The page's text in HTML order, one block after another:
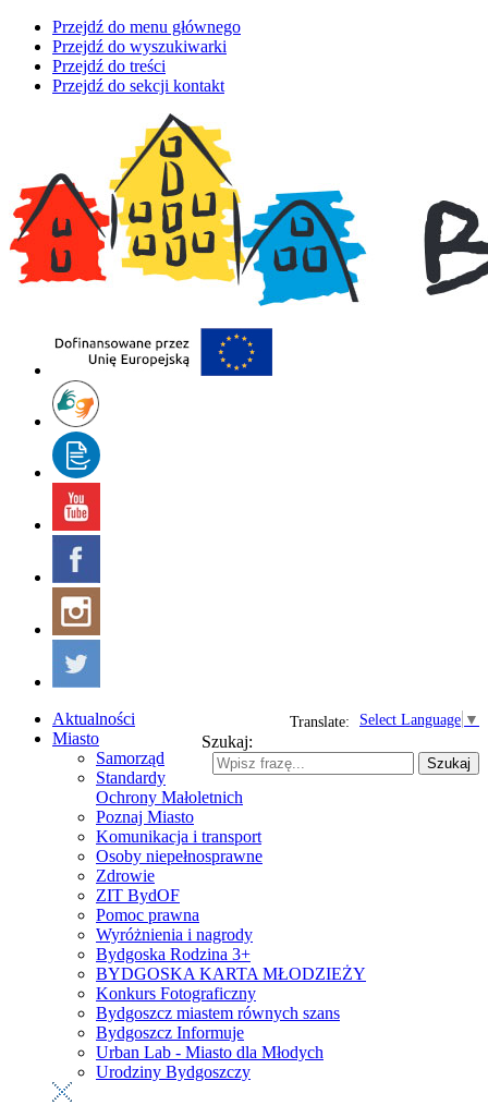
Przejdź do menu głównego
Przejdź do wyszukiwarki
Przejdź do treści
Przejdź do sekcji kontakt
Select Language ▼
Translate:
Szukaj:
Szukaj
Aktualności
Miasto
Samorząd
Standardy
Ochrony Małoletnich
Poznaj Miasto
Komunikacja i transport
Osoby niepełnosprawne
Zdrowie
ZIT BydOF
Pomoc prawna
Wyróżnienia i nagrody
Bydgoska Rodzina 3+
BYDGOSKA KARTA MŁODZIEŻY
Konkurs Fotograficzny
Bydgoszcz miastem równych szans
Bydgoszcz Informuje
Urban Lab - Miasto dla Młodych
Urodziny Bydgoszczy